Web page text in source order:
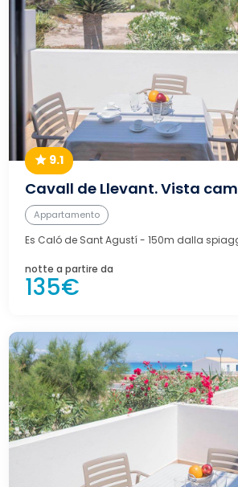
9.1
Cavall de Llevant. Vista
Appartamento
Es Caló de Sant Agustí- 150m dalla
notte a partire da
135€